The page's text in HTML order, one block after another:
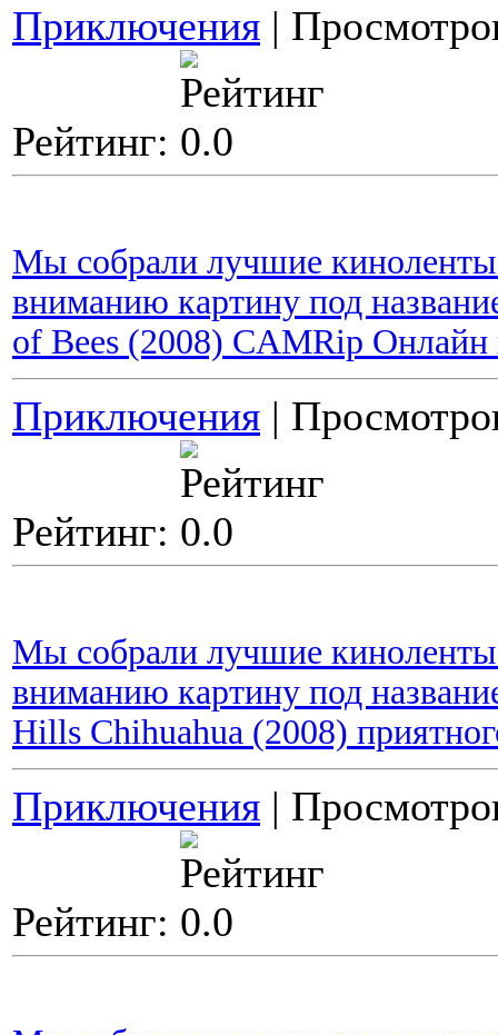
Приключения |
Рейтинг:
Мы собрали лучшие киноленты
вниманию картину под
of Bees (2008) CAMRip Онлайн
Приключения |
Рейтинг:
Мы собрали лучшие киноленты
вниманию картину под
Hills Chihuahua (2008)
Приключения |
Рейтинг: